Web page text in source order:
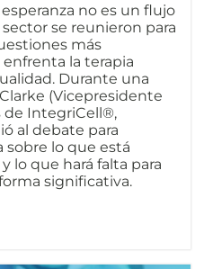
no es un flujo
se reunieron para
más
la terapia
Durante una
(Vicepresidente
de IntegriCell®,
al debate para
lo que está
lo que hará falta para
significativa.